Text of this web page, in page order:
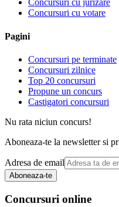
Concursuri cu jurizare
Concursuri cu votare
Pagini
Concursuri pe terminate
Concursuri zilnice
Top 20 concursuri
Propune un concurs
Castigatori concursuri
Nu rata niciun concurs!
Aboneaza-te la newsletter si
Adresa de email
Aboneaza-te
Concursuri online